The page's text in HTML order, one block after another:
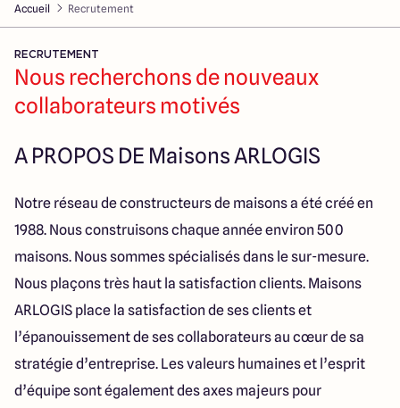
Votre projet
Qui sommes-nous
Maisons ARLOGIS Nantes
44470 Carquefou
4.7 4.7
Accueil Recrutement
RECRUTEMENT
Nous recherchons de nouveaux
collaborateurs motivés
A PROPOS DE Maisons ARLOGIS
Notre réseau de constructeurs de maisons a été créé en
1988. Nous construisons chaque année environ 500
maisons. Nous sommes spécialisés dans le sur-mesure.
Nous plaçons très haut la satisfaction clients. Maisons
ARLOGIS place la satisfaction de ses clients et
l’épanouissement de ses collaborateurs au cœur de sa
stratégie d’entreprise. Les valeurs humaines et l’esprit
d’équipe sont également des axes majeurs pour